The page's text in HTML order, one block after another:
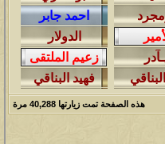
آخر مشاركة
آخر رد:ابن صلفيق
آخر مشاركة
آخر رد:الميآسية
هذه الصفحة تمت زيارتها 40,288 مرة